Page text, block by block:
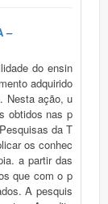
–
do ensin
adquirido
Nesta ação, u
obtidos nas p
da T
os conhec
a partir das
que com o p
A pesquis